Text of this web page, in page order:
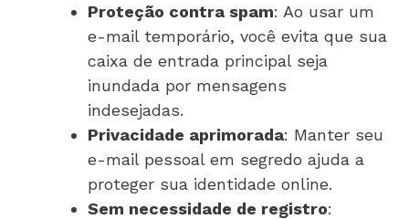
Proteção contra spam: Ao usar um
e-mail temporário, você evita que sua
caixa de entrada principal seja
inundada por mensagens
indesejadas.
Privacidade aprimorada: Manter seu
e-mail pessoal em segredo ajuda a
proteger sua identidade online.
Sem necessidade de registro: